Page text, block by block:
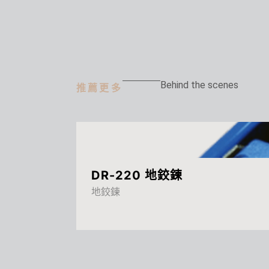
推薦更多 Behind the scenes
DR-220 地鉸鍊
地鉸鍊